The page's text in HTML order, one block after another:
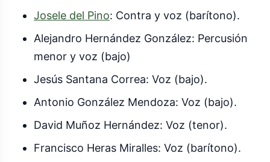
Josele del Pino: Contra y voz (barítono).
Alejandro Hernández González: Percusión
menor y voz (bajo)
Jesús Santana Correa: Voz (bajo).
Antonio González Mendoza: Voz (bajo).
David Muñoz Hernández: Voz (tenor).
Francisco Heras Miralles: Voz (barítono).